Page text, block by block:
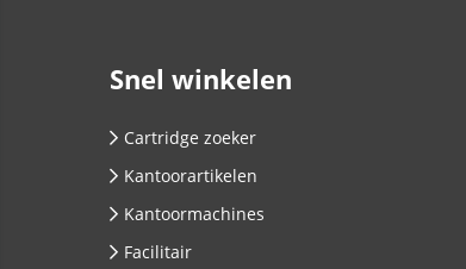
Snel winkelen
Cartridge zoeker
Kantoorartikelen
Kantoormachines
Facilitair